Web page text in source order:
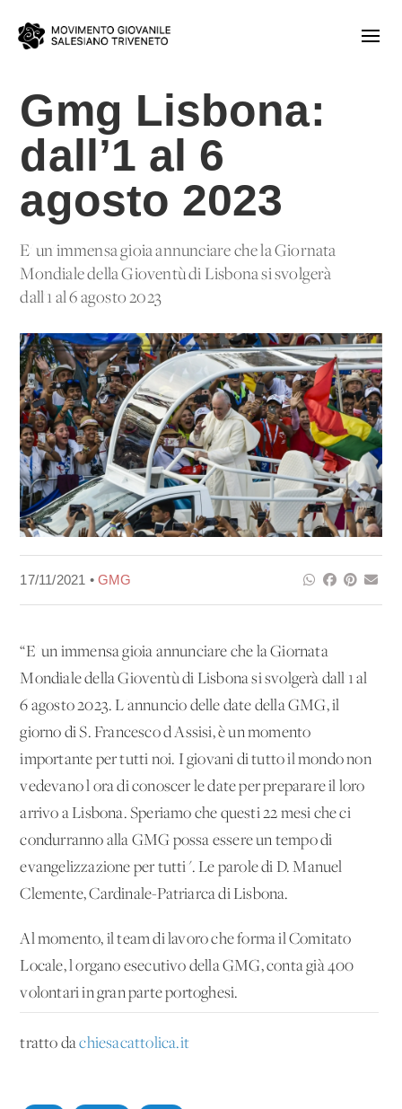
Gmg Lisbona:
dall’1 al 6
agosto 2023
E' un'immensa gioia annunciare che la Giornata
Mondiale della Gioventù di Lisbona si svolgerà
dall'1 al 6 agosto 2023
17/11/2021 •GMG
“E' un'immensa gioia annunciare che la Giornata
Mondiale della Gioventù di Lisbona si svolgerà dall'1 al
6 agosto 2023. L'annuncio delle date della GMG, il
giorno di S. Francesco d'Assisi, è un momento
importante per tutti noi. I giovani di tutto il mondo non
vedevano l'ora di conoscer le date per preparare il loro
arrivo a Lisbona. Speriamo che questi 22 mesi che ci
condurranno alla GMG possa essere un tempo di
evangelizzazione per tutti". Le parole di D. Manuel
Clemente, Cardinale-Patriarca di Lisbona.
Al momento, il team di lavoro che forma il Comitato
Locale, l'organo esecutivo della GMG, conta già 400
volontari in gran parte portoghesi.
tratto dachiesacattolica.it